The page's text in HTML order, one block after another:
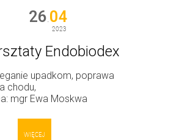
Endobiodex
26.04
2023
upadkom, poprawa
chodu,
mgr Ewa Moskwa
WIĘCEJ